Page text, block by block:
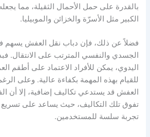
بالقدرة على حمل الأحمال الثقيلة، مما يجعله
الكبير مثل الأسرّة والخزائن والموبيليا.
فضلاً عن ذلك، فإن دباب نقل العفش يسهم
الجسدي والنفسي المترتب على الانتقال.
اليدوي، يمكن للأفراد الاعتماد على أطقم
للقيام بهذه المهمة بكفاءة عالية. وعلى
العفش قد يستدعي تكاليف إضافية، إلا أن
تفوق تلك التكاليف، حيث يساعد على تسريع
تجربة سلسة للمستخدمين.